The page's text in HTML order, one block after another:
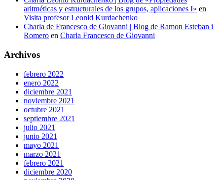
aritméticas y estructurales de los grupos, aplicaciones I» en
Visita profesor Leonid Kurdachenko
Charla de Francesco de Giovanni | Blog de Ramon Esteban i
Romero en Charla Francesco de Giovanni
Archivos
febrero 2022
enero 2022
diciembre 2021
noviembre 2021
octubre 2021
septiembre 2021
julio 2021
junio 2021
mayo 2021
marzo 2021
febrero 2021
diciembre 2020